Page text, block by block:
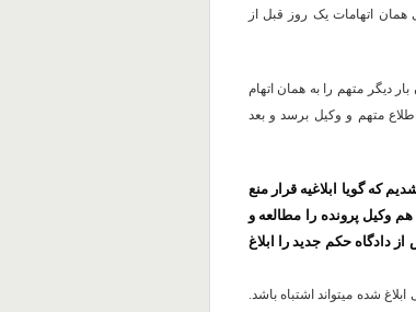
مجدداً برای همان اتهامات یک روز قبل از
دیگر متهم را به همان اتهام
متهم و وکیل برسد و بعد
که گویا ابلاغیه قرار منع
وکیل پرونده را مطالعه و
دادگاه حکم جدید را ابلاغ
شده میتواند اشتباه باشد.